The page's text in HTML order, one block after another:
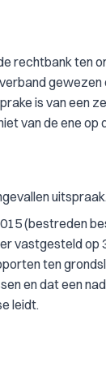
rechtbank ten
is van een
van de ene
(bestreden
vastgesteld op
ten
en dat een
leidt.